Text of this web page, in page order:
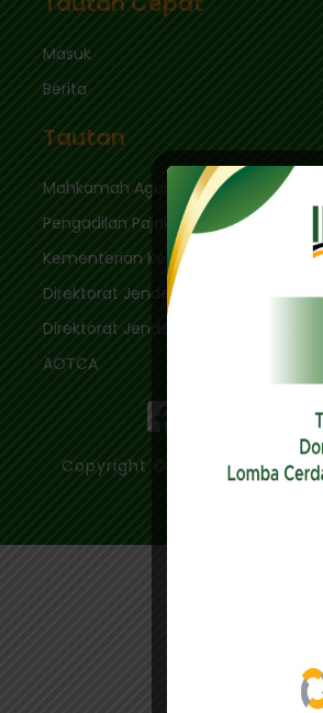
Masuk
Berita
Tautan
Mahkamah Agung
Pengadilan Pajak
Kementerian Keuangan
Direktorat Jenderal Pajak
Direktorat Jenderal Bea & Cukai
AOTCA
Copyright © 2020 - Ikatan